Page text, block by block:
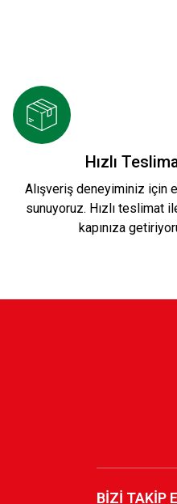
Hızlı
Alışveriş deneyiminiz için
sunuyoruz. Hızlı teslimat
kapınıza
BİZİ TAKİP